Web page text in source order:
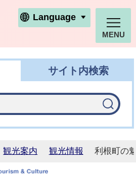
利根町ホームページ
Language
MENU
サイト内検索
観光案内 観光情報 利根町の